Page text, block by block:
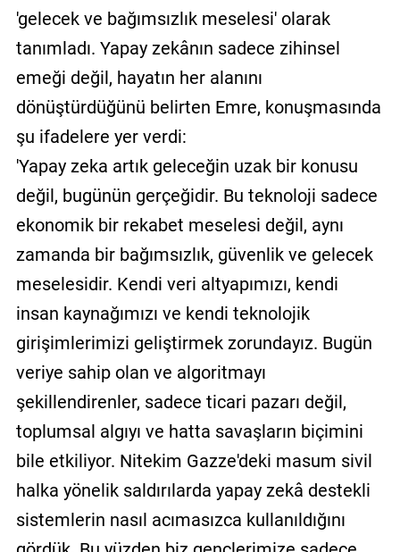
'gelecek ve bağımsızlık meselesi' olarak
tanımladı. Yapay zekânın sadece zihinsel
emeği değil, hayatın her alanını
dönüştürdüğünü belirten Emre, konuşmasında
şu ifadelere yer verdi:
'Yapay zeka artık geleceğin uzak bir konusu
değil, bugünün gerçeğidir. Bu teknoloji sadece
ekonomik bir rekabet meselesi değil, aynı
zamanda bir bağımsızlık, güvenlik ve gelecek
meselesidir. Kendi veri altyapımızı, kendi
insan kaynağımızı ve kendi teknolojik
girişimlerimizi geliştirmek zorundayız. Bugün
veriye sahip olan ve algoritmayı
şekillendirenler, sadece ticari pazarı değil,
toplumsal algıyı ve hatta savaşların biçimini
bile etkiliyor. Nitekim Gazze'deki masum sivil
halka yönelik saldırılarda yapay zekâ destekli
sistemlerin nasıl acımasızca kullanıldığını